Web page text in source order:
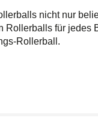
nicht nur
Rollerballs für jedes
Rollerball.